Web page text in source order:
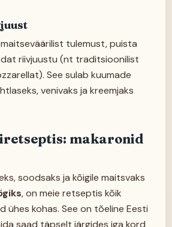
tulemust, puista
riivjuustu (nt traditsioonilist
See sulab kuumade
venivaks ja kreemjaks
makaronid
soodsaks ja kõigile maitsvaks
, on meie retseptis kõik
ühes kohas. See on tõeline Eesti
saad täpselt järgides iga kord